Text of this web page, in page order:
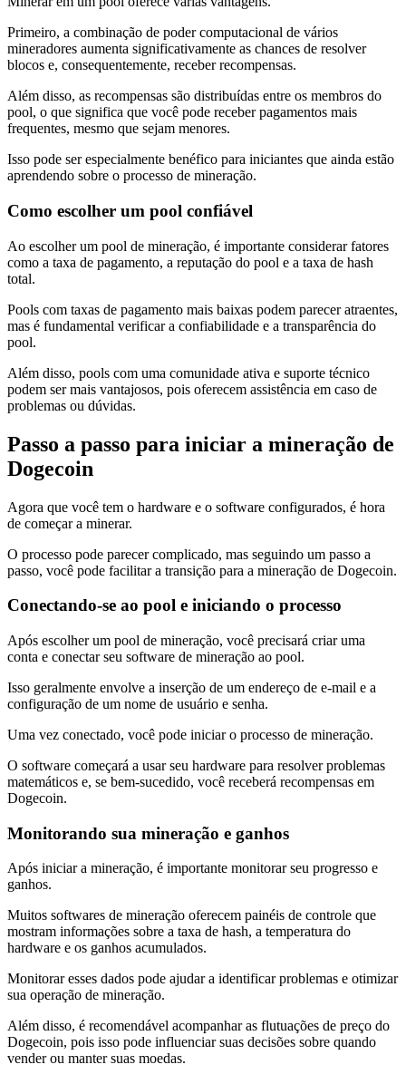
Primeiro, a combinação de poder computacional de vários
mineradores aumenta significativamente as chances de resolver
blocos e, consequentemente, receber recompensas.
Além disso, as recompensas são distribuídas entre os membros do
pool, o que significa que você pode receber pagamentos mais
frequentes, mesmo que sejam menores.
Isso pode ser especialmente benéfico para iniciantes que ainda estão
aprendendo sobre o processo de mineração.
Como escolher um pool confiável
Ao escolher um pool de mineração, é importante considerar fatores
como a taxa de pagamento, a reputação do pool e a taxa de hash
total.
Pools com taxas de pagamento mais baixas podem parecer atraentes,
mas é fundamental verificar a confiabilidade e a transparência do
pool.
Além disso, pools com uma comunidade ativa e suporte técnico
podem ser mais vantajosos, pois oferecem assistência em caso de
problemas ou dúvidas.
Passo a passo para iniciar a mineração de
Dogecoin
Agora que você tem o hardware e o software configurados, é hora
de começar a minerar.
O processo pode parecer complicado, mas seguindo um passo a
passo, você pode facilitar a transição para a mineração de Dogecoin.
Conectando-se ao pool e iniciando o processo
Após escolher um pool de mineração, você precisará criar uma
conta e conectar seu software de mineração ao pool.
Isso geralmente envolve a inserção de um endereço de e-mail e a
configuração de um nome de usuário e senha.
Uma vez conectado, você pode iniciar o processo de mineração.
O software começará a usar seu hardware para resolver problemas
matemáticos e, se bem-sucedido, você receberá recompensas em
Dogecoin.
Monitorando sua mineração e ganhos
Após iniciar a mineração, é importante monitorar seu progresso e
ganhos.
Muitos softwares de mineração oferecem painéis de controle que
mostram informações sobre a taxa de hash, a temperatura do
hardware e os ganhos acumulados.
Monitorar esses dados pode ajudar a identificar problemas e otimizar
sua operação de mineração.
Além disso, é recomendável acompanhar as flutuações de preço do
Dogecoin, pois isso pode influenciar suas decisões sobre quando
vender ou manter suas moedas.